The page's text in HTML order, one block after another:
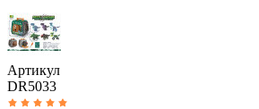
Артикул
DR5033